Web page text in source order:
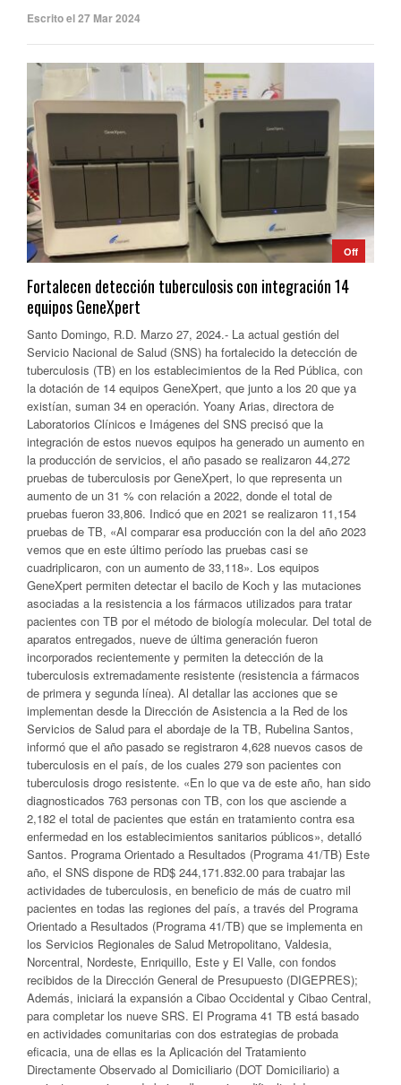
Escrito el 27 Mar 2024
Off
Fortalecen detección tuberculosis con integración 14
equipos GeneXpert
Santo Domingo, R.D. Marzo 27, 2024.- La actual gestión del
Servicio Nacional de Salud (SNS) ha fortalecido la detección de
tuberculosis (TB) en los establecimientos de la Red Pública, con
la dotación de 14 equipos GeneXpert, que junto a los 20 que ya
existían, suman 34 en operación. Yoany Arias, directora de
Laboratorios Clínicos e Imágenes del SNS precisó que la
integración de estos nuevos equipos ha generado un aumento en
la producción de servicios, el año pasado se realizaron 44,272
pruebas de tuberculosis por GeneXpert, lo que representa un
aumento de un 31 % con relación a 2022, donde el total de
pruebas fueron 33,806. Indicó que en 2021 se realizaron 11,154
pruebas de TB, «Al comparar esa producción con la del año 2023
vemos que en este último período las pruebas casi se
cuadriplicaron, con un aumento de 33,118». Los equipos
GeneXpert permiten detectar el bacilo de Koch y las mutaciones
asociadas a la resistencia a los fármacos utilizados para tratar
pacientes con TB por el método de biología molecular. Del total de
aparatos entregados, nueve de última generación fueron
incorporados recientemente y permiten la detección de la
tuberculosis extremadamente resistente (resistencia a fármacos
de primera y segunda línea). Al detallar las acciones que se
implementan desde la Dirección de Asistencia a la Red de los
Servicios de Salud para el abordaje de la TB, Rubelina Santos,
informó que el año pasado se registraron 4,628 nuevos casos de
tuberculosis en el país, de los cuales 279 son pacientes con
tuberculosis drogo resistente. «En lo que va de este año, han sido
diagnosticados 763 personas con TB, con los que asciende a
2,182 el total de pacientes que están en tratamiento contra esa
enfermedad en los establecimientos sanitarios públicos», detalló
Santos. Programa Orientado a Resultados (Programa 41/TB) Este
año, el SNS dispone de RD$ 244,171.832.00 para trabajar las
actividades de tuberculosis, en beneficio de más de cuatro mil
pacientes en todas las regiones del país, a través del Programa
Orientado a Resultados (Programa 41/TB) que se implementa en
los Servicios Regionales de Salud Metropolitano, Valdesia,
Norcentral, Nordeste, Enriquillo, Este y El Valle, con fondos
recibidos de la Dirección General de Presupuesto (DIGEPRES);
Además, iniciará la expansión a Cibao Occidental y Cibao Central,
para completar los nueve SRS. El Programa 41 TB está basado
en actividades comunitarias con dos estrategias de probada
eficacia, una de ellas es la Aplicación del Tratamiento
Directamente Observado al Domiciliario (DOT Domiciliario) a